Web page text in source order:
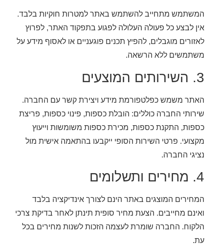
המשתמש מתחייב להשתמש באתר למטרות חוקיות בלבד.
אין לבצע כל פעולה העלולה לפגוע בתפקוד האתר, לפרוץ
לאזורים מוגבלים, להפיץ תכנים פוגעניים או לאסוף מידע על
משתמשים ללא הרשאה.
3. השירותים המוצעים
האתר משמש כפלטפורמת מידע ויצירת קשר עם החברה.
שירותי החברה כוללים: הובלת כספות, פינוי כספות, פריצת
כספות, התקנת כספות, מכירת כספות משומשות וייעוץ
מקצועי. פרטי השירות הסופי ייקבעו בהתאמה אישית מול
נציגי החברה.
4. מחירים ותשלומים
המחירים המוצגים באתר הינם לצורך אינדיקציה בלבד
ואינם מחייבים. הצעת מחיר סופית תינתן לאחר בדיקת צרכי
הלקוח. החברה שומרת לעצמה הזכות לשנות מחירים בכל
עת.